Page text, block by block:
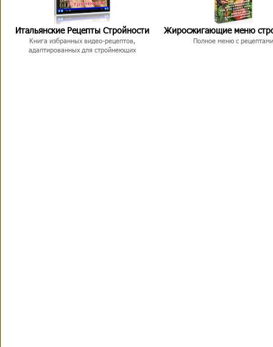
Итальянские Рецепты Стройности
Книга избранных видео-рецептов,
адаптированных для стройнеющих
Жиросжигающие меню
Полное меню с рецептами